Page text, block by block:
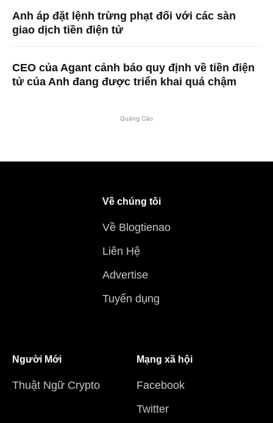
Anh áp đặt lệnh trừng phạt đối với các sàn
giao dịch tiền điện tử
CEO của Agant cảnh báo quy định về tiền điện
tử của Anh đang được triển khai quá chậm
Quảng Cáo
Về chúng tôi
Về Blogtienao
Liên Hệ
Advertise
Tuyển dụng
Người Mới
Thuật Ngữ Crypto
Mạng xã hội
Facebook
Twitter